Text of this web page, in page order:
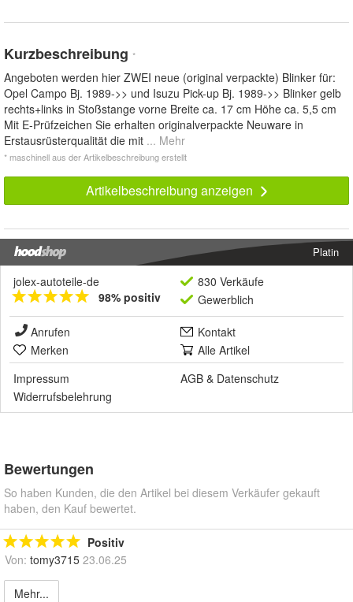
Kurzbeschreibung *
Angeboten werden hier ZWEI neue (original verpackte) Blinker für:
Opel Campo Bj. 1989->> und Isuzu Pick-up Bj. 1989->> Blinker gelb
rechts+links in Stoßstange vorne Breite ca. 17 cm Höhe ca. 5,5 cm
Mit E-Prüfzeichen Sie erhalten originalverpackte Neuware in
Erstausrüsterqualität die mit ... Mehr
* maschinell aus der Artikelbeschreibung erstellt
Artikelbeschreibung anzeigen
Platin
jolex-autoteile-de
98% positiv
830 Verkäufe
Gewerblich
Anrufen
Kontakt
Merken
Alle Artikel
Impressum
AGB & Datenschutz
Widerrufsbelehrung
Bewertungen
So haben Kunden, die den Artikel bei diesem Verkäufer gekauft
haben, den Kauf bewertet.
Positiv
Von: tomy3715 23.06.25
Mehr...